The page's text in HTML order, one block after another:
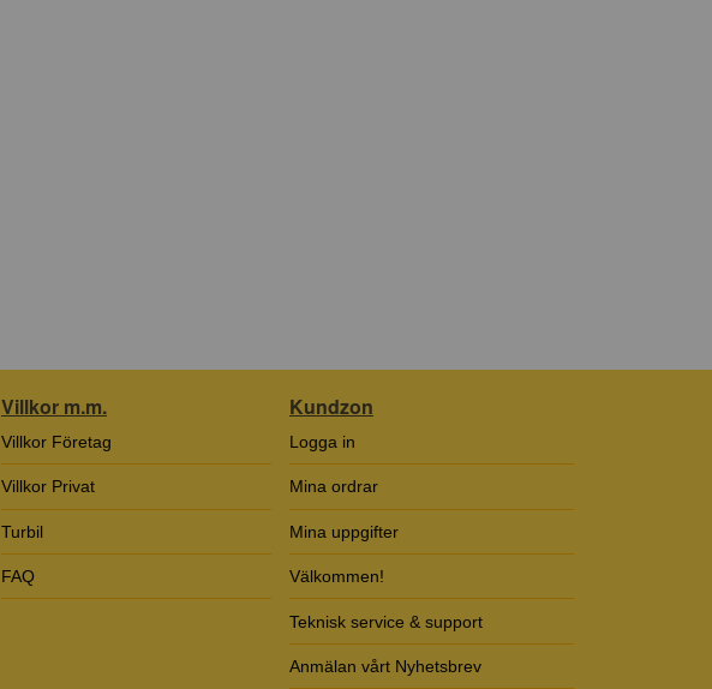
Villkor m.m.
Villkor Företag
Villkor Privat
Turbil
FAQ
Kundzon
Logga in
Mina ordrar
Mina uppgifter
Välkommen!
Teknisk service & support
Anmälan vårt Nyhetsbrev